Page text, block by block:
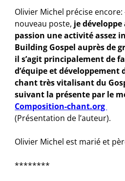
Olivier Michel précise encore:
nouveau poste, je développe
passion une activité assez
Building Gospel auprès de
il s’agit principalement de
d’équipe et développement
chant très vitalisant du
suivant la présente par le
Composition-chant.org
(Présentation de l’auteur).
Olivier Michel est marié et
********